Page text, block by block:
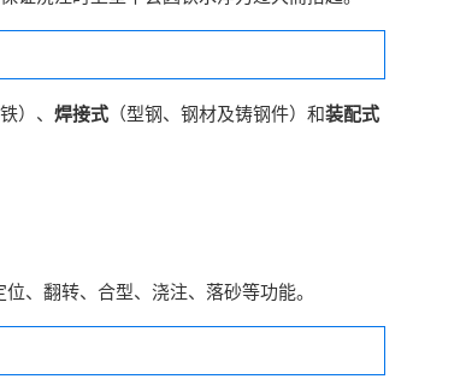
）、 焊接式 （型钢、钢材及铸钢件）和装配式
、翻转、合型、浇注、落砂等功能。